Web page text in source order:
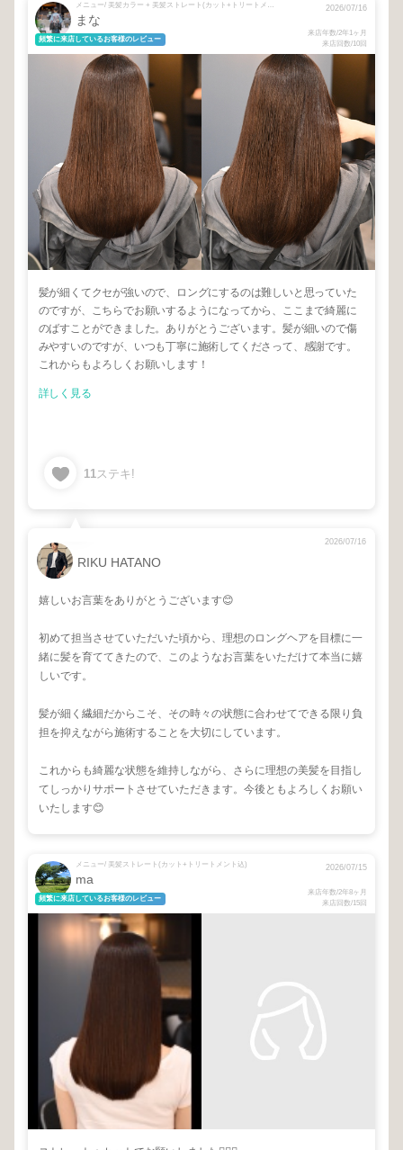
メニュー/ 美髪カラー + 美髪ストレート(カット+トリートメント込)
まな
頻繁に来店しているお客様のレビュー
2026/07/16
来店年数/2年1ヶ月
来店回数/10回
髪が細くてクセが強いので、ロングにするのは難しいと思っていた
のですが、こちらでお願いするようになってから、ここまで綺麗に
のばすことができました。ありがとうございます。髪が細いので傷
みやすいのですが、いつも丁寧に施術してくださって、感謝です。
これからもよろしくお願いします！
詳しく見る
11ステキ!
RIKU HATANO
2026/07/16
嬉しいお言葉をありがとうございます😊
初めて担当させていただいた頃から、理想のロングヘアを目標に一
緒に髪を育ててきたので、このようなお言葉をいただけて本当に嬉
しいです。
髪が細く繊細だからこそ、その時々の状態に合わせてできる限り負
担を抑えながら施術することを大切にしています。
これからも綺麗な状態を維持しながら、さらに理想の美髪を目指し
てしっかりサポートさせていただきます。今後ともよろしくお願い
いたします😊
メニュー/ 美髪ストレート(カット+トリートメント込)
ma
頻繁に来店しているお客様のレビュー
2026/07/15
来店年数/2年8ヶ月
来店回数/15回